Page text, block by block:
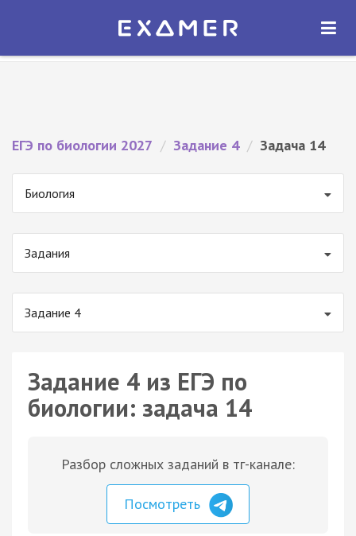
Экзамер — ЕГЭ 2027
ОТКРЫТЬ
ЕГЭ по биологии 2027 / Задание 4 / Задача 14
Биология
Задания
Задание 4
Задание 4 из ЕГЭ по
биологии: задача 14
Разбор сложных заданий в тг-канале:
Посмотреть